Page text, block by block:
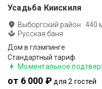
Усадьба Киискиля
Выборгский район ·440
Русская баня
Дом в глэмпинге
Стандартный тариф
Моментальное
от 6 000 ₽ для 2 гостей